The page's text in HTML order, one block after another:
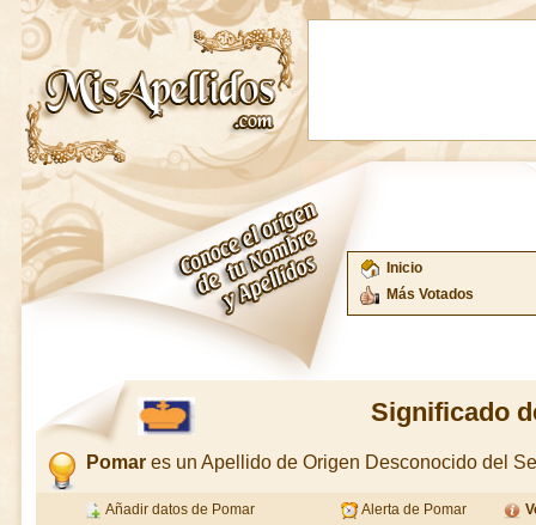
Inicio
Más Votados
Significado
Pomar es un Apellido de Origen Desconocido del
Añadir datos de Pomar Alerta de Pomar